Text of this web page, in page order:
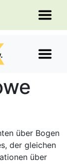
über Bogen
der gleichen
über